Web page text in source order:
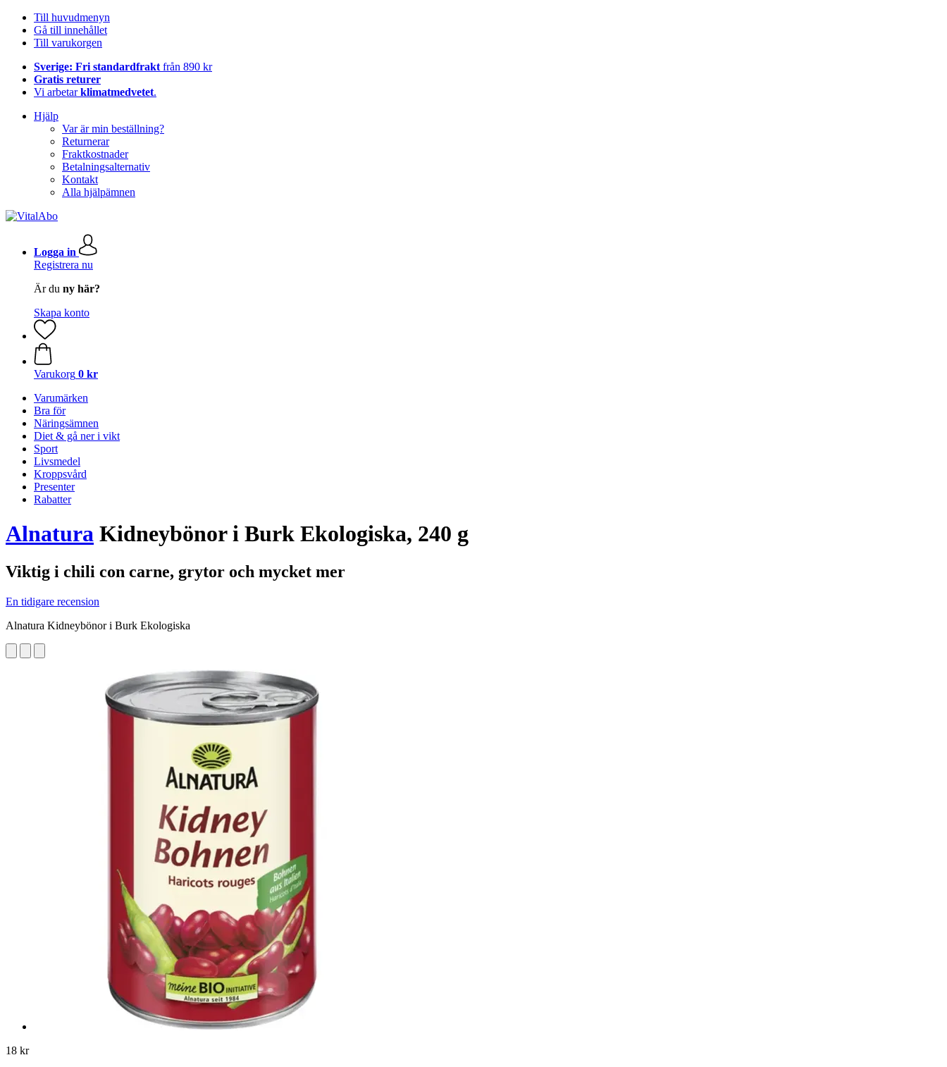
Till huvudmenyn
Gå till innehållet
Till varukorgen
Sverige: Fri standardfrakt från 890 kr
Gratis returer
Vi arbetarklimatmedvetet.
Hjälp
Var är min beställning?
Returnerar
Fraktkostnader
Betalningsalternativ
Kontakt
Alla hjälpämnen
Logga in
Registrera nu
Är du ny här?
Skapa konto
Varukorg 0 kr
Varumärken
Bra för
Näringsämnen
Diet & gå ner i vikt
Sport
Livsmedel
Kroppsvård
Presenter
Rabatter
Alnatura Kidneybönor i Burk Ekologiska, 240 g
Viktig i chili con carne, grytor och mycket mer
En tidigare recension
Alnatura Kidneybönor i Burk Ekologiska
18 kr